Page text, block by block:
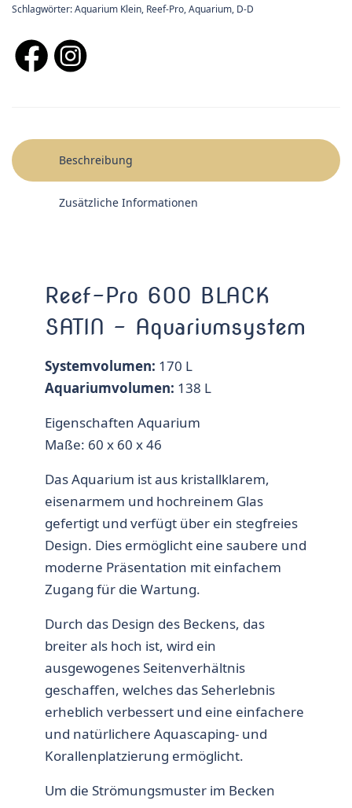
Schlagwörter:Aquarium Klein, Reef-Pro,Aquarium, D-D
Beschreibung
Zusätzliche Informationen
Reef-Pro 600 BLACK
SATIN – Aquariumsystem
Systemvolumen: 170 L
Aquariumvolumen: 138 L
Eigenschaften Aquarium
Maße: 60 x 60 x 46
Das Aquarium ist aus kristallklarem,
eisenarmem und hochreinem Glas
gefertigt und verfügt über ein stegfreies
Design. Dies ermöglicht eine saubere und
moderne Präsentation mit einfachem
Zugang für die Wartung.
Durch das Design des Beckens, das
breiter als hoch ist, wird ein
ausgewogenes Seitenverhältnis
geschaffen, welches das Seherlebnis
erheblich verbessert und eine einfachere
und natürlichere Aquascaping- und
Korallenplatzierung ermöglicht.
Um die Strömungsmuster im Becken